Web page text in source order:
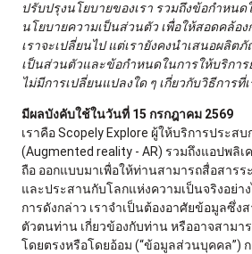
ปรับปรุงนโยบายของเรา รวมถึงข้อกำหนด
นโยบายความเป็นส่วนตัว เพื่อให้สอดคล้อ
เราจะเปลี่ยนไป แต่เรายังคงนำเสนอผลิต
เป็นส่วนตัวและข้อกำหนดในการให้บริกา
ไม่มีการเปลี่ยนแปลงใด ๆ เกี่ยวกับวิธีการ
มีผลบังคับใช้ในวันที่ 15 กรกฎาคม 2569
เราคือ Scopely Explore ผู้ให้บริการประส
(Augmented reality - AR) รวมถึงแอปพลิ
ถือ ออกแบบมาเพื่อให้ท่านสามารถสื่อสารร
และประสานกับโลกแห่งความเป็นจริงอย่า
การดังกล่าว เราจำเป็นต้องอาศัยข้อมูลซึ่ง
ตัวตนท่าน เกี่ยวข้องกับท่าน หรืออาจสามา
โดยตรงหรือโดยอ้อม (“ข้อมูลส่วนบุคคล”)